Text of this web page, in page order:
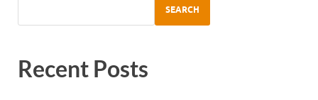
SEARCH
Recent Posts